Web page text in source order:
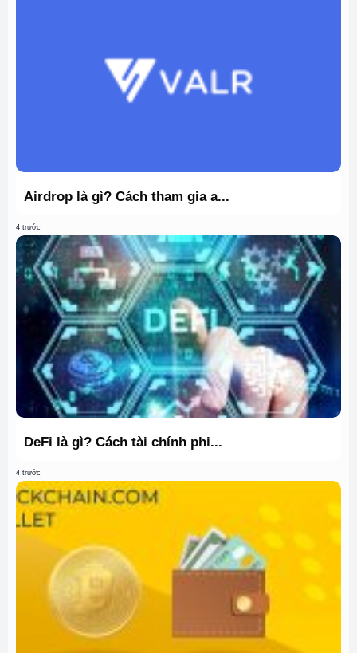
Airdrop là gì? Cách tham gia a...
4 trước
DeFi là gì? Cách tài chính phi...
4 trước